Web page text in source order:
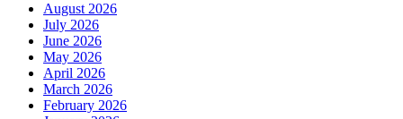
August 2026
July 2026
June 2026
May 2026
April 2026
March 2026
February 2026